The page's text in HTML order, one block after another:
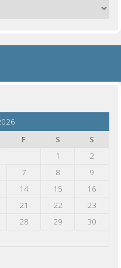
F S
S
1
2
7 8
9
14 15
16
21 22
23
28 29
30